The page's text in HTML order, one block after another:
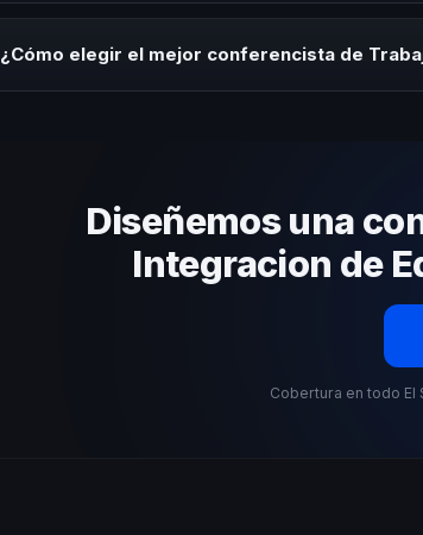
¿Cómo elegir el mejor conferencista de
Diseñemos una
Integracion de
Cobertura en todo El